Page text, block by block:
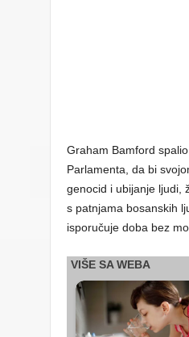
Graham Bamford
Parlamenta, da bi
genocid i ubijanje ljudi,
s patnjama bosanskih
isporučuje doba bez